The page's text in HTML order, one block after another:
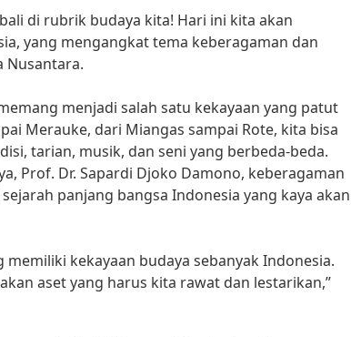
di rubrik budaya kita! Hari ini kita akan
yang mengangkat tema keberagaman dan
Nusantara.
menjadi salah satu kekayaan yang patut
Merauke, dari Miangas sampai Rote, kita bisa
tarian, musik, dan seni yang berbeda-beda.
Prof. Dr. Sapardi Djoko Damono, keberagaman
panjang bangsa Indonesia yang kaya akan
memiliki kekayaan budaya sebanyak Indonesia.
aset yang harus kita rawat dan lestarikan,”